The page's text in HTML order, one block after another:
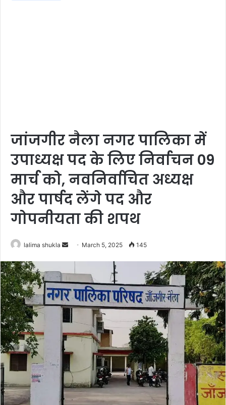
जांजगीर नैला नगर पालिका में
उपाध्यक्ष पद के लिए निर्वाचन 09
मार्च को, नवनिर्वाचित अध्यक्ष
और पार्षद लेंगे पद और
गोपनीयता की शपथ
lalima shukla
Send March 5, 2025 145